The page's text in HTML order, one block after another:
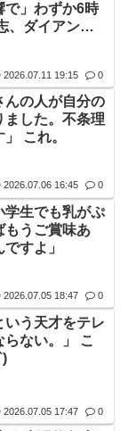
で」わずか6時
、ダイアン津
2026.07.11 19:15 0
んの人が自分の
ました。不条理
これ。
2026.07.06 16:45 0
学生でも乳がぷ
もうご賞味あ
すよ」
2026.07.05 18:47 0
いう天才をテレ
ない。」 こ
2026.07.05 17:47 0